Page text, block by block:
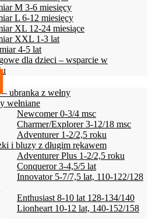
M 3-6 miesięcy
L 6-12 miesięcy
XL 12-24 miesiące
XXL 1-3 lat
4-5 lat
dla dzieci – wsparcie w
ubranka z wełny
wełniane
Newcomer 0-3/4 msc
Charmer/Explorer 3-12/18 msc
Adventurer 1-2/2,5 roku
i bluzy z długim rękawem
Adventurer Plus 1-2/2,5 roku
Conqueror 3-4,5/5 lat
Innovator 5-7/7,5 lat, 110-122/128
Enthusiast 8-10 lat 128-134/140
Lionheart 10-12 lat, 140-152/158